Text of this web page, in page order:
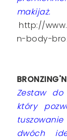
makijaż.
http://
n-body-
Zestaw
który
dwóch